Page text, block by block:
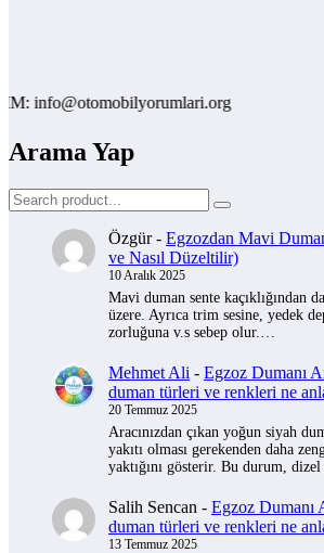
Arama Yap
Özgür- Egzozdan Mavi
ve Nasıl Düzeltilir)
10 Aralık 2025
Mavi duman sente kaçıklığından
üzere. Ayrıca trim sesine, yedek
zorluğuna v.s sebep olur.…
Mehmet Ali - Egzoz Dumanı
duman türleri ve renkleri ne
20 Temmuz 2025
Aracınızdan çıkan yoğun siyah
yakıtı olması gerekenden daha
yaktığını gösterir. Bu durum, dizel
Salih Sencan - Egzoz Dumanı
duman türleri ve renkleri ne
13 Temmuz 2025